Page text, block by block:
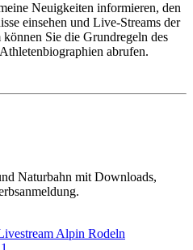
Neuigkeiten informieren, den
einsehen und Live-Streams der
Sie die Grundregeln des
abrufen.
Naturbahn mit Downloads,
Alpin Rodeln